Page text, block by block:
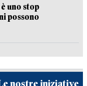
uno stop
possono
nostre iniziative